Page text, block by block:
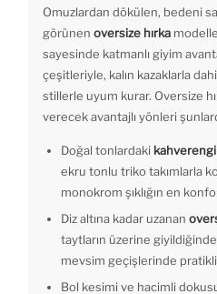
Omuzlardan dökülen, bedeni
görünen oversize hırka
sayesinde katmanlı giyim
çeşitleriyle, kalın kazaklarla
stillerle uyum kurar. Oversize
verecek avantajlı yönleri
Doğal tonlardaki
ekru tonlu triko takımlarla
monokrom şıklığın en
Diz altına kadar uzanan
taytların üzerine
mevsim geçişlerinde
Bol kesimi ve hacimli